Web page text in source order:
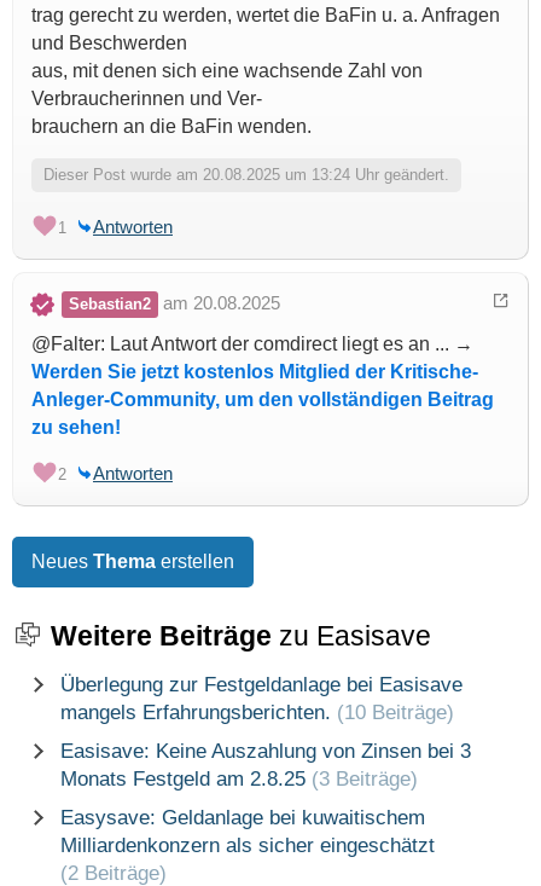
trag gerecht zu werden, wertet die BaFin u. a. Anfragen
und Beschwerden
aus, mit denen sich eine wachsende Zahl von
Verbraucherinnen und Ver-
brauchern an die BaFin wenden.
Dieser Post wurde am 20.08.2025 um 13:24 Uhr geändert.
1 Antworten
Sebastian2
am 20.08.2025
@Falter: Laut Antwort der comdirect liegt es an ... →
Werden Sie jetzt kostenlos Mitglied der Kritische-
Anleger-Community, um den vollständigen Beitrag
zu sehen!
2 Antworten
Neues Thema erstellen
Weitere Beiträge zu Easisave
Überlegung zur Festgeldanlage bei Easisave
mangels Erfahrungsberichten. (10 Beiträge)
Easisave: Keine Auszahlung von Zinsen bei 3
Monats Festgeld am 2.8.25 (3 Beiträge)
Easysave: Geldanlage bei kuwaitischem
Milliardenkonzern als sicher eingeschätzt
(2 Beiträge)